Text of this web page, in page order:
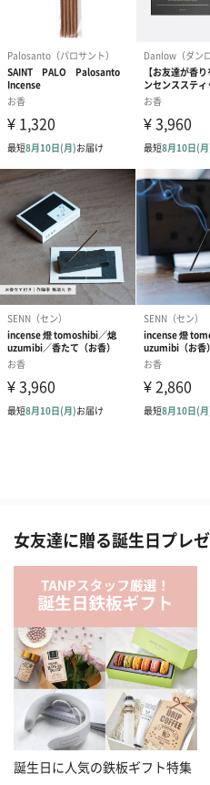
女友達に贈る誕生日プレ
誕生日に人気の鉄板ギフト特集